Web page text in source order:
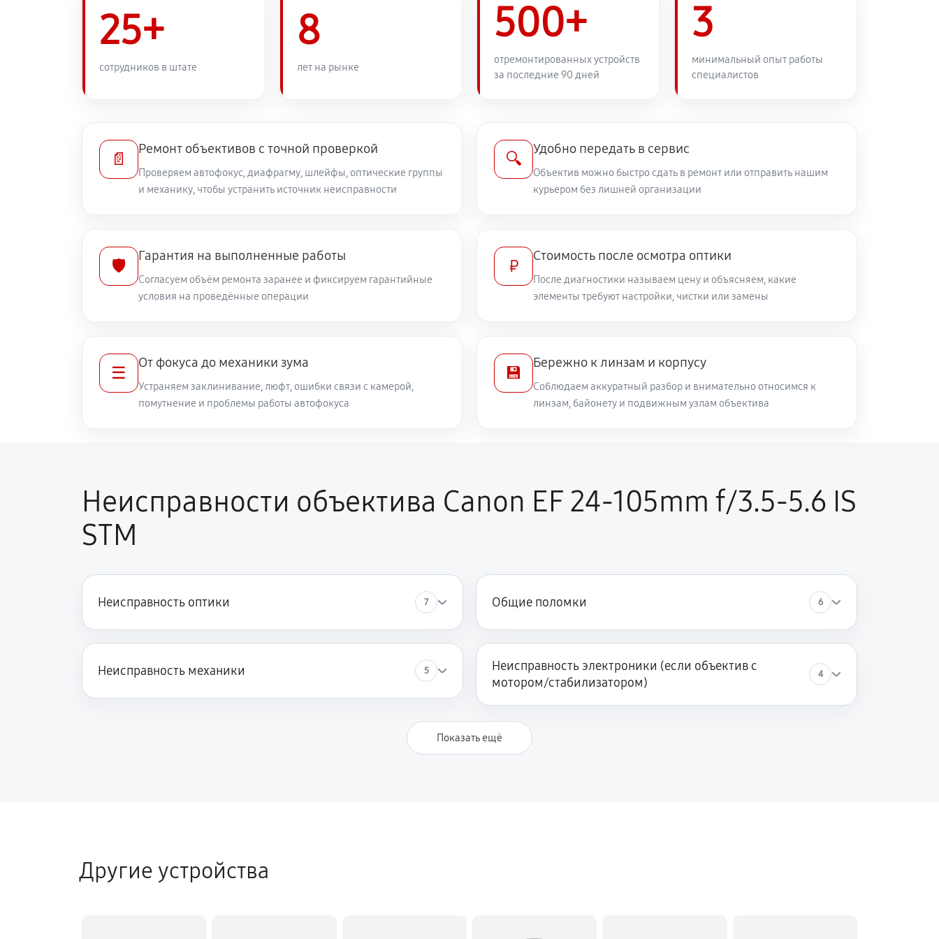
1040 руб 60 минут
1080 руб 60 минут Заказать
STM
810 руб 60 минут
Ремонт шлейфа оптического стабилизатора 540 руб 60 минут
Ремонт механических узлов 1710 руб 60 минут Заказать
Разблокировка заклинивания 500 руб 60 минут
25+
сотрудников в штате
8
лет на рынке
500+
отремонтированных устройств
за последние 90 дней
3
минимальный опыт работы
специалистов
📄
Ремонт объективов с точной проверкой
Проверяем автофокус, диафрагму, шлейфы, оптические группы
и механику, чтобы устранить источник неисправности
🔍
Удобно передать в сервис
Объектив можно быстро сдать в ремонт или отправить нашим
курьером без лишней организации
🛡️
Гарантия на выполненные работы
Согласуем объём ремонта заранее и фиксируем гарантийные
условия на проведённые операции
₽
Стоимость после осмотра оптики
После диагностики называем цену и объясняем, какие
элементы требуют настройки, чистки или замены
☰
От фокуса до механики зума
Устраняем заклинивание, люфт, ошибки связи с камерой,
помутнение и проблемы работы автофокуса
💾
Бережно к линзам и корпусу
Соблюдаем аккуратный разбор и внимательно относимся к
линзам, байонету и подвижным узлам объектива
Неисправности объектива Canon EF 24-105mm f/3.5-5.6 IS
STM
Неисправность оптики 7 Общие поломки 6
Неисправность механики 5
Неисправность электроники (если объектив с
мотором/стабилизатором)
4
Показать ещё
Другие устройства